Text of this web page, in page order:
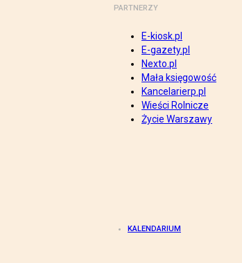
PARTNERZY
E-kiosk.pl
E-gazety.pl
Nexto.pl
Mała księgowość
Kancelarierp.pl
Wieści Rolnicze
Życie Warszawy
KALENDARIUM